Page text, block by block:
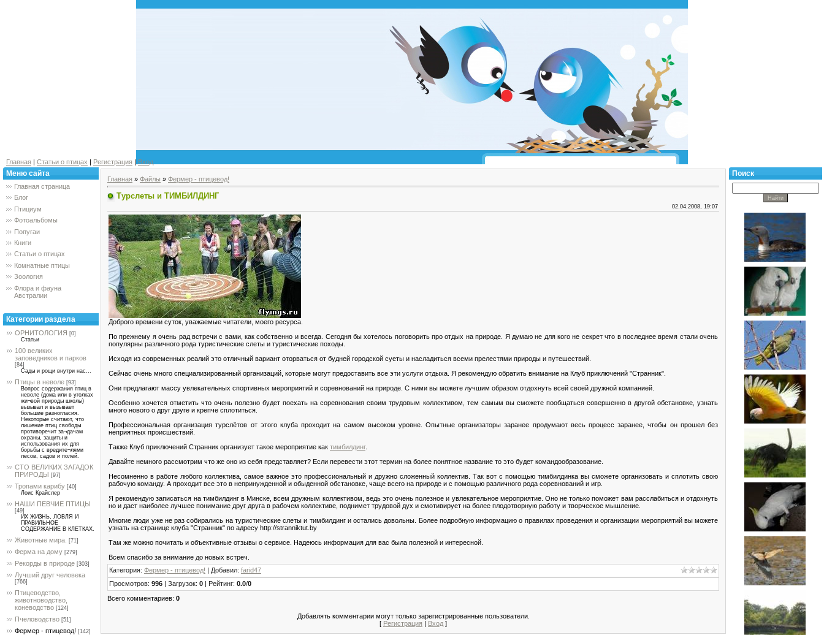
Главная | Статьи о птицах | Регистрация | Вход
Меню сайта
Главная страница
Блог
Птициум
Фотоальбомы
Попугаи
Книги
Статьи о птицах
Комнатные птицы
Зоология
Флора и фауна
Австралии
Категории раздела
ОРНИТОЛОГИЯ [0]
Статьи
100 великих
заповедников и парков
[84]
Сады и рощи внутри нас...
Птицы в неволе [93]
Вопрос содержания птиц в
неволе (дома или в уголках
жи¬вой природы школы)
вызывал и вызывает
большие разногласия.
Некоторые считают, что
лишение птиц свободы
противоречит за¬дачам
охраны, защиты и
использования их для
борьбы с вредите¬лями
лесов, садов и полей.
СТО ВЕЛИКИХ ЗАГАДОК
ПРИРОДЫ [97]
Тропами карибу [40]
Лоис Крайслер
НАШИ ПЕВЧИЕ ПТИЦЫ
[49]
ИХ ЖИЗНЬ, ЛОВЛЯ И
ПРАВИЛЬНОЕ
СОДЕРЖАНИЕ В КЛЕТКАХ.
Животные мира. [71]
Ферма на дому [279]
Рекорды в природе [303]
Лучший друг человека
[766]
Птицеводство,
животноводство,
коневодство [124]
Пчеловодство [51]
Фермер - птицевод! [142]
Главная » Файлы » Фермер - птицевод!
Турслеты и ТИМБИЛДИНГ
02.04.2008, 19:07
Доброго времени суток, уважаемые читатели, моего ресурса.
По прежнему я очень рад встречи с вами, как собственно и всегда. Сегодня бы хотелось поговорить про отдых на природе. Я думаю не для кого не секрет что в последнее время стали очень
популярны различного рода туристические слеты и туристические походы.
Исходя из современных реалий это отличный вариант оторваться от будней городской суеты и насладиться всеми прелестями природы и путешествий.
Сейчас очень много специализированный организаций, которые могут предоставить все эти услуги отдыха. Я рекомендую обратить внимание на Клуб приключений "Странник".
Они предлагают массу увлекательных спортивных мероприятий и соревнований на природе. С ними вы можете лучшим образом отдохнуть всей своей дружной компанией.
Особенно хочется отметить что очень полезно будет поехать на соревнования своим трудовым коллективом, тем самым вы сможете пообщаться совершенно в другой обстановке, узнать
много нового о друг друге и крепче сплотиться.
Профессиональная организация турслётов от этого клуба проходит на самом высоком уровне. Опытные организаторы заранее продумают весь процесс заранее, чтобы он прошел без
неприятных происшествий.
Также Клуб приключений Странник организует такое мероприятие как тимбилдинг.
Давайте немного рассмотрим что же оно из себя представляет? Если перевести этот термин на более понятное название то это будет командообразование.
Несомненно в работе любого коллектива, самое важное это профессиональный и дружно сложенный коллектив. Так вот с помощью тимбилдинка вы сможете организовать и сплотить свою
рабочую команду. А проходит все это в непринужденной и обыденной обстановке, чаще всего на природе и с помощью различного рода соревнований и игр.
Я рекомендую записаться на тимбилдинг в Минске, всем дружным коллективом, ведь это очень полезное и увлекательное мероприятие. Оно не только поможет вам расслабиться и отдохнуть
но и даст наиболее лучшее понимание друг друга в рабочем коллективе, поднимет трудовой дух и смотивирует на более плодотворную работу и творческое мышление.
Многие люди уже не раз собирались на туристические слеты и тимбилдинг и остались довольны. Более подробную информацию о правилах проведения и организации мероприятий вы можете
узнать на странице клуба "Странник" по адресу http://stranniktut.by
Там же можно почитать и объективные отзывы о сервисе. Надеюсь информация для вас была полезной и интересной.
Всем спасибо за внимание до новых встреч.
Категория: Фермер - птицевод! | Добавил: farid47
Просмотров: 996 | Загрузок: 0 | Рейтинг: 0.0/0
Всего комментариев: 0
Добавлять комментарии могут только зарегистрированные пользователи.
[ Регистрация | Вход ]
Поиск